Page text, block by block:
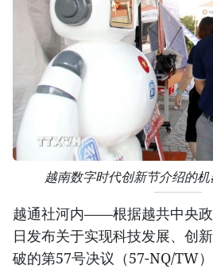
越南数字时代创新节介绍的
越通社河内——根据越共中央
日发布关于实现科技发展、创
破的第57号决议（57-NQ/TW